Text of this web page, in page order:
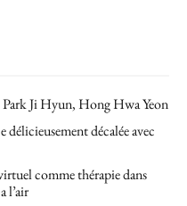
Ji Hyun, Hong Hwa Yeon
décalée avec
comme thérapie dans
l’air